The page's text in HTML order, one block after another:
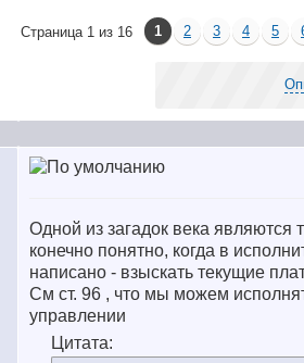
Страница 1 из 16 1 2 3 4 5
Одной из загадок века являются
конечно понятно, когда в
написано - взыскать текущие
См ст. 96 , что мы можем
управлении
Цитата: